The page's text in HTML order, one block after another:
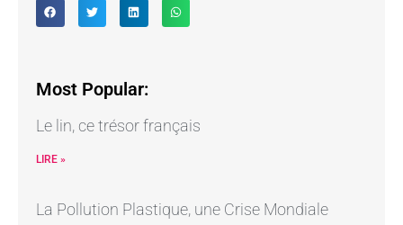
Most Popular:
Le lin, ce trésor français
LIRE »
La Pollution Plastique, une Crise Mondiale